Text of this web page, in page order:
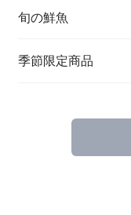
旬の鮮魚
季節限定商品